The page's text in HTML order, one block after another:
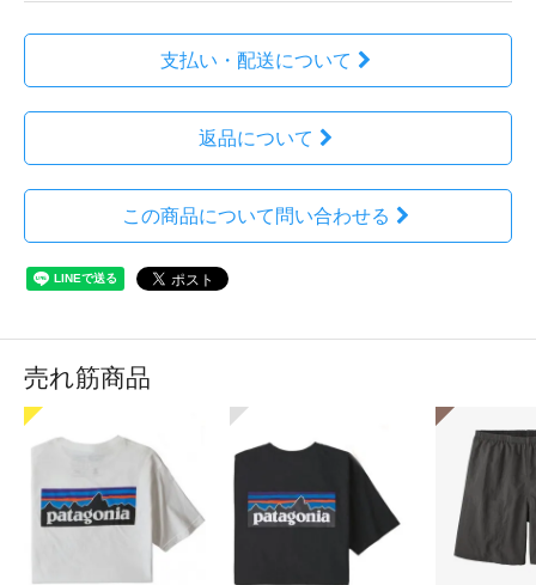
支払い・配送について
返品について
この商品について問い合わせる
売れ筋商品